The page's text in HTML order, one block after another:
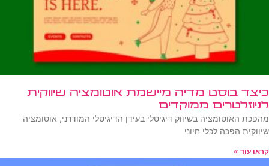
כיצד בוסט מדיה מיישמת אוטומציה שיווקית
לניוזלטרים ממוקדים
מהפכת האוטומציה בשיווק דיגיטלי בעידן הדיגיטלי המודרני, אוטומציה
שיווקית הפכה לכלי חיוני
קראו עוד »